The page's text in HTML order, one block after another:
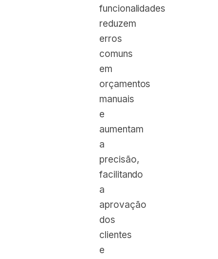
funcionalidades
reduzem
erros
comuns
em
orçamentos
manuais
e
aumentam
a
precisão,
facilitando
a
aprovação
dos
clientes
e